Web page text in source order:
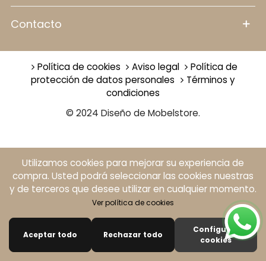
contacto
Política de cookies Aviso legal
Política de
protección de datos personales
Términos y
condiciones
© 2024 Diseño de Mobelstore.
Columna izquierda Buscar Carro
0
Utilizamos cookies para mejorar su experiencia de
compra. Usted podrá seleccionar las cookies nuestras
y de terceros que desee utilizar en cualquier momento.
Ver política de cookies
Aceptar todo Rechazar todo
Configurar
cookies